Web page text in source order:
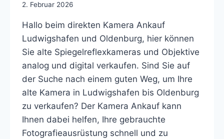
2. Februar 2026
Hallo beim direkten Kamera Ankauf
Ludwigshafen und Oldenburg, hier können
Sie alte Spiegelreflexkameras und Objektive
analog und digital verkaufen. Sind Sie auf
der Suche nach einem guten Weg, um Ihre
alte Kamera in Ludwigshafen bis Oldenburg
zu verkaufen? Der Kamera Ankauf kann
Ihnen dabei helfen, Ihre gebrauchte
Fotografieausrüstung schnell und zu